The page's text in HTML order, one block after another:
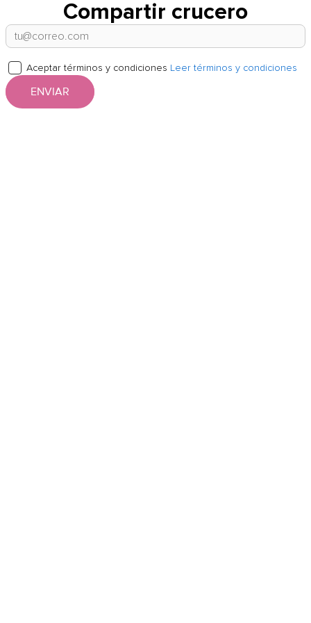
Compartir crucero
Aceptar términos y condiciones Leer términos y condiciones
ENVIAR